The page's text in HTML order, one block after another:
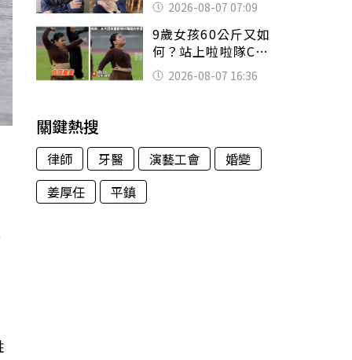
用鮮卑文寫詩？
2026-08-07 07:09
9歲女孩60公斤又如
何？站上啦啦隊C位
驚艷全場 千萬網
友被圈粉
2026-08-07 16:36
關鍵熱搜
律師 牙醫 演藝工會
婚變
姜厚任
平鎮